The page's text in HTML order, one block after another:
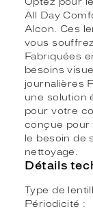
All Day
Alcon. Ces
vous
Fabriquées
besoins
journalières
une solution
pour votre
conçue pour
le besoin de
nettoyage.
Détails
Type de
Périodicité